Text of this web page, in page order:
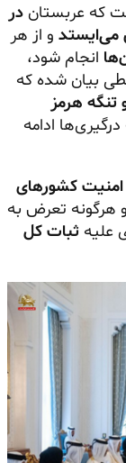
که عربستان در
می‌ایستد و از هر
انجام شود،
بیان شده که
هرمز
ادامه
امنیت کشورهای
هرگونه تعرض به
علیه ثبات کل